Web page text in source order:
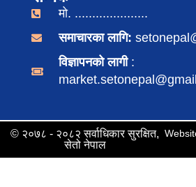
मो. .....................
समाचारका लागि:
विज्ञापनको लागी :
© २०७८ - २०८२ सर्वाधिकार सुरक्षित,
सेतो नेपाल